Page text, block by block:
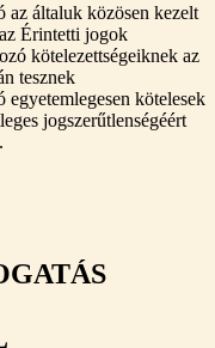
az általuk közösen kezelt
Érintetti jogok
kötelezettségeiknek az
tesznek
kötelesek
jogszerűtlenségéért